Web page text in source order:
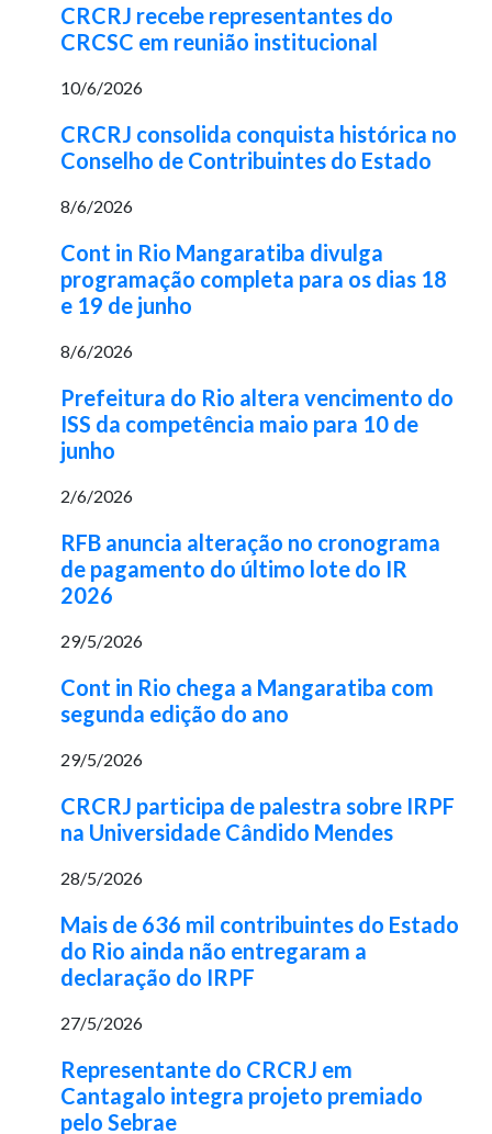
CRCRJ recebe representantes do
CRCSC em reunião institucional
10/6/2026
CRCRJ consolida conquista histórica no
Conselho de Contribuintes do Estado
8/6/2026
Cont in Rio Mangaratiba divulga
programação completa para os dias 18
e 19 de junho
8/6/2026
Prefeitura do Rio altera vencimento do
ISS da competência maio para 10 de
junho
2/6/2026
RFB anuncia alteração no cronograma
de pagamento do último lote do IR
2026
29/5/2026
Cont in Rio chega a Mangaratiba com
segunda edição do ano
29/5/2026
CRCRJ participa de palestra sobre IRPF
na Universidade Cândido Mendes
28/5/2026
Mais de 636 mil contribuintes do Estado
do Rio ainda não entregaram a
declaração do IRPF
27/5/2026
Representante do CRCRJ em
Cantagalo integra projeto premiado
pelo Sebrae